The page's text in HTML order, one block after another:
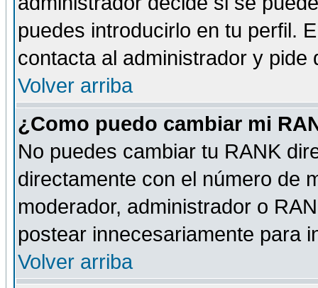
puedes introducirlo en tu perfil.
contacta al administrador y
Volver arriba
¿Como puedo cambiar mi
No puedes cambiar tu RANK
directamente con el número de
moderador, administrador o
postear innecesariamente para
Volver arriba